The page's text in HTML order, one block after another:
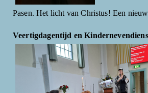
Pasen. Het licht van Christus! Een
Veertigdagentijd en